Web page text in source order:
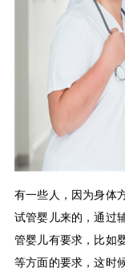
有一些人，因为身体
试管婴儿来的，通过
管婴儿有要求，比如
等方面的要求，这时